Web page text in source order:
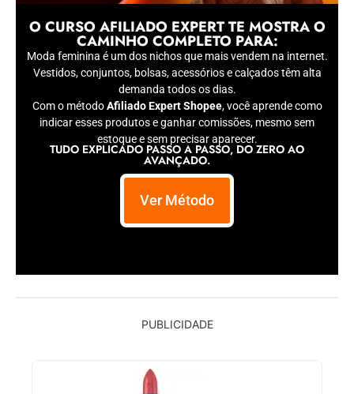
O CURSO AFILIADO EXPERT TE MOSTRA O
CAMINHO COMPLETO PARA:
Moda feminina é um dos nichos que mais vendem na internet.
Vestidos, conjuntos, bolsas, acessórios e calçados têm alta
demanda todos os dias.
Com o métodoAfiliado Expert Shopee, você aprende como
indicar esses produtos e ganhar comissões, mesmo sem
estoque e sem precisar aparecer.
TUDO EXPLICADO PASSO A PASSO, DO ZERO AO
AVANÇADO.
Ver Método
PUBLICIDADE